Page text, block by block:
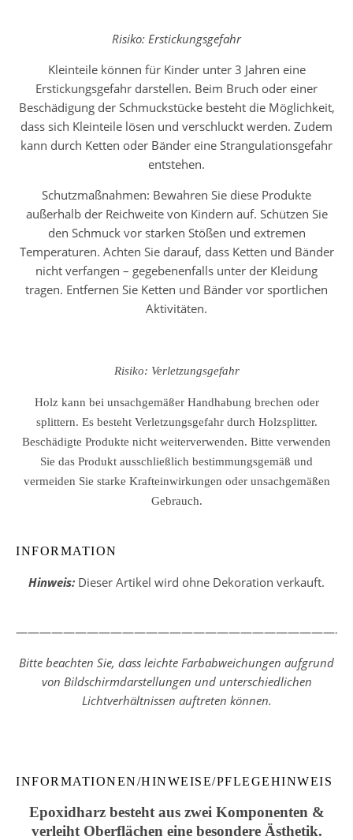
Risiko: Erstickungsgefahr
Kleinteile können für Kinder unter 3 Jahren eine
Erstickungsgefahr darstellen. Beim Bruch oder einer
Beschädigung der Schmuckstücke besteht die Möglichkeit,
dass sich Kleinteile lösen und verschluckt werden. Zudem
kann durch Ketten oder Bänder eine Strangulationsgefahr
entstehen.
Schutzmaßnahmen: Bewahren Sie diese Produkte
außerhalb der Reichweite von Kindern auf. Schützen Sie
den Schmuck vor starken Stößen und extremen
Temperaturen. Achten Sie darauf, dass Ketten und Bänder
nicht verfangen – gegebenenfalls unter der Kleidung
tragen. Entfernen Sie Ketten und Bänder vor sportlichen
Aktivitäten.
Risiko: Verletzungsgefahr
Holz kann bei unsachgemäßer Handhabung brechen oder
splittern. Es besteht Verletzungsgefahr durch Holzsplitter.
Beschädigte Produkte nicht weiterverwenden. Bitte verwenden
Sie das Produkt ausschließlich bestimmungsgemäß und
vermeiden Sie starke Krafteinwirkungen oder unsachgemäßen
Gebrauch.
INFORMATION
Hinweis: Dieser Artikel wird ohne Dekoration verkauft.
Bitte beachten Sie, dass leichte Farbabweichungen aufgrund
von Bildschirmdarstellungen und unterschiedlichen
Lichtverhältnissen auftreten können.
INFORMATIONEN/HINWEISE/PFLEGEHINWEIS
Epoxidharz besteht aus zwei Komponenten &
verleiht Oberflächen eine besondere Ästhetik.